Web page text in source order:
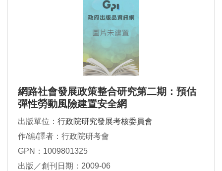
網路社會發展政策整合研究第二期：預估
彈性勞動風險建置安全網
出版單位： 行政院研究發展考核委員會
作/編/譯者：行政院研考會
GPN：1009801325
出版／創刊日期：2009-06